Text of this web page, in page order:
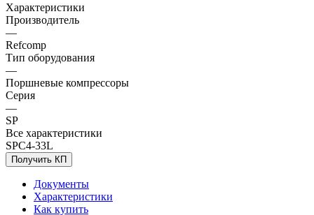
Характеристики
Производитель
—
Refcomp
Тип оборудования
—
Поршневые компрессоры
Серия
—
SP
Все характеристики
SPC4-33L
Получить КП
Документы
Характеристики
Как купить